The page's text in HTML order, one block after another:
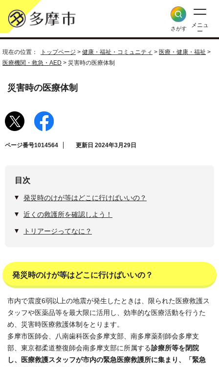
さがす
メニュ
ー
現在の位置： トップページ > 健康・福祉・コミュニティ > 医療・健康・福祉 >
医療機関・救急・AED > 災害時の医療体制
災害時の医療体制
ページ番号1014564 更新日 2024年3月29日
目次
発災時のけが等はどこに行けばいいの？
近くの救護所を確認しよう！
トリアージってなに？
発災時のけが等はどこに行けばいいの？
市内で震度6弱以上の地震が発生したときは、限られた医療救護ス
タッフや医薬品等を最大限に活用し、効率的な医療活動を行うた
め、災害時医療救護体制をとります。
多摩市医師会、八南歯科医会多摩支部、南多摩薬剤師会多摩支
部、東京都柔道整復師会南多摩支部に所属する診療所等を閉院
し、医療救護スタッフが市内の緊急医療救護所に集まり、「緊急